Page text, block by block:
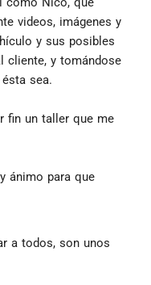
videos, imágenes y
y sus posibles
cliente, y tomándose
sea.
fin un taller que me
ánimo para que
a todos, son unos